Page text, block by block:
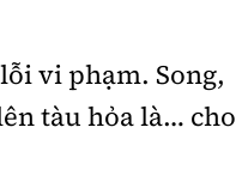
vi phạm. Song,
tàu hỏa là… cho